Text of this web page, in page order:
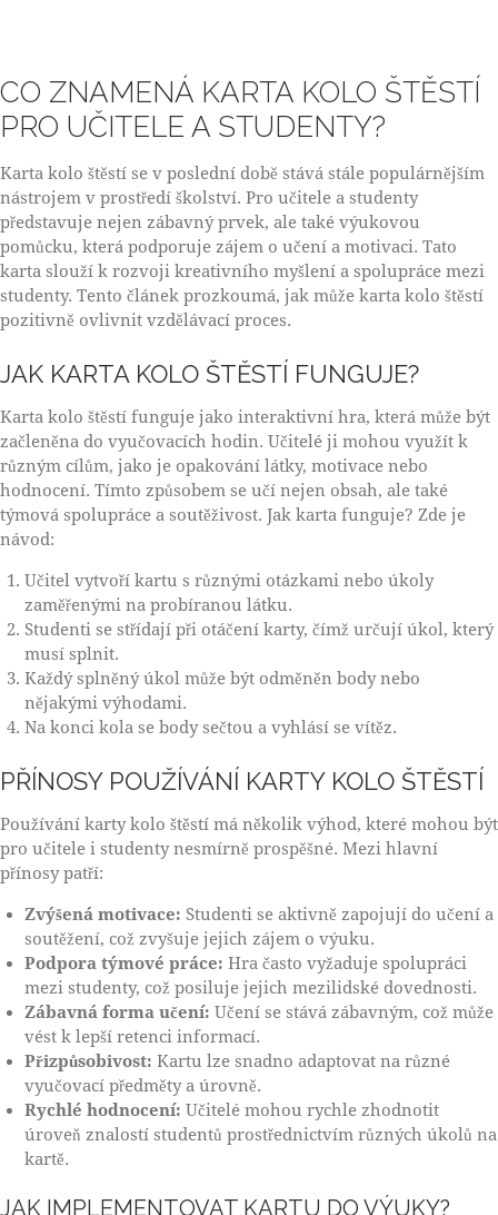
CO ZNAMENÁ KARTA KOLO ŠTĚSTÍ
PRO UČITELE A STUDENTY?
Karta kolo štěstí se v poslední době stává stále populárnějším
nástrojem v prostředí školství. Pro učitele a studenty
představuje nejen zábavný prvek, ale také výukovou
pomůcku, která podporuje zájem o učení a motivaci. Tato
karta slouží k rozvoji kreativního myšlení a spolupráce mezi
studenty. Tento článek prozkoumá, jak může karta kolo štěstí
pozitivně ovlivnit vzdělávací proces.
JAK KARTA KOLO ŠTĚSTÍ FUNGUJE?
Karta kolo štěstí funguje jako interaktivní hra, která může být
začleněna do vyučovacích hodin. Učitelé ji mohou využít k
různým cílům, jako je opakování látky, motivace nebo
hodnocení. Tímto způsobem se učí nejen obsah, ale také
týmová spolupráce a soutěživost. Jak karta funguje? Zde je
návod:
Učitel vytvoří kartu s různými otázkami nebo úkoly
zaměřenými na probíranou látku.
Studenti se střídají při otáčení karty, čímž určují úkol, který
musí splnit.
Každý splněný úkol může být odměněn body nebo
nějakými výhodami.
Na konci kola se body sečtou a vyhlásí se vítěz.
PŘÍNOSY POUŽÍVÁNÍ KARTY KOLO ŠTĚSTÍ
Používání karty kolo štěstí má několik výhod, které mohou být
pro učitele i studenty nesmírně prospěšné. Mezi hlavní
přínosy patří:
Zvýšená motivace: Studenti se aktivně zapojují do učení a
soutěžení, což zvyšuje jejich zájem o výuku.
Podpora týmové práce: Hra často vyžaduje spolupráci
mezi studenty, což posiluje jejich mezilidské dovednosti.
Zábavná forma učení: Učení se stává zábavným, což může
vést k lepší retenci informací.
Přizpůsobivost: Kartu lze snadno adaptovat na různé
vyučovací předměty a úrovně.
Rychlé hodnocení: Učitelé mohou rychle zhodnotit
úroveň znalostí studentů prostřednictvím různých úkolů na
kartě.
JAK IMPLEMENTOVAT KARTU DO VÝUKY?